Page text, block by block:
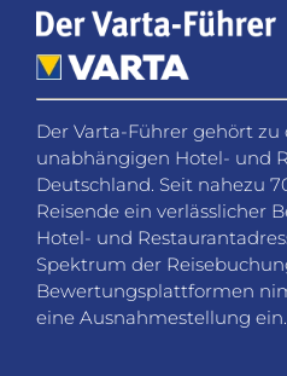
Der Varta-Führer gehört
unabhängigen Hotel- und
Deutschland. Seit nahezu
Reisende ein verlässlicher
Hotel- und
Spektrum der
Bewertungsplattformen
eine Ausnahmestellung ein.